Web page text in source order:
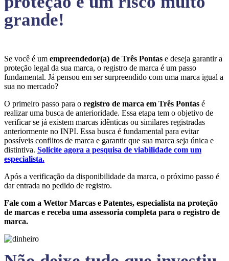
grande!
Se você é um empreendedor(a) de Três Pontas e deseja garantir a
proteção legal da sua marca, o registro de marca é um passo
fundamental. Já pensou em ser surpreendido com uma marca igual a
sua no mercado?
O primeiro passo para o registro de marca em Três Pontas é
realizar uma busca de anterioridade. Essa etapa tem o objetivo de
verificar se já existem marcas idênticas ou similares registradas
anteriormente no INPI. Essa busca é fundamental para evitar
possíveis conflitos de marca e garantir que sua marca seja única e
distintiva. Solicite agora a pesquisa de viabilidade com um
especialista.
Após a verificação da disponibilidade da marca, o próximo passo é
dar entrada no pedido de registro.
Fale com a Wettor Marcas e Patentes, especialista na proteção
de marcas e receba uma assessoria completa para o registro de
marca.